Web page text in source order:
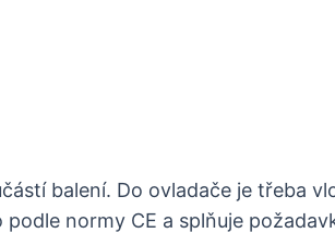
balení. Do ovladače je třeba
normy CE a splňuje